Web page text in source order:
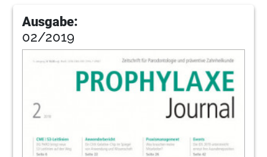
Ausgabe:
02/2019